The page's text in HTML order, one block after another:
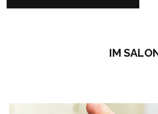
IM